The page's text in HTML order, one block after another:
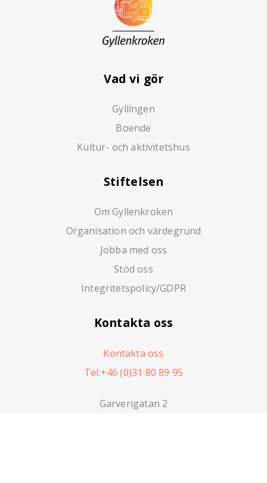
Vad vi gör
Gyllingen
Boende
Kultur- och aktivitetshus
Stiftelsen
Om Gyllenkroken
Organisation och värdegrund
Jobba med oss
Stöd oss
Integritetspolicy/GDPR
Kontakta oss
Kontakta oss
Tel:+46 (0)31 80 89 95
Garverigatan 2